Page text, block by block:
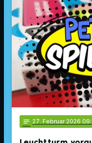
notes 27. Februar 2026